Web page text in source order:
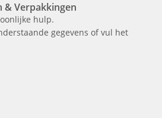
& Verpakkingen
hulp.
gegevens of vul het